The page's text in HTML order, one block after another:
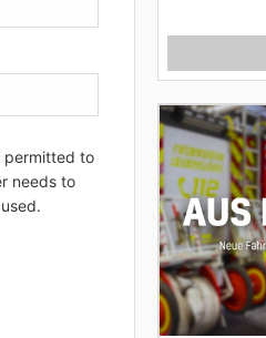
permitted to
needs to